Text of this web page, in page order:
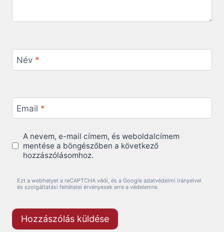
Név *
Email *
A nevem, e-mail címem, és weboldalcímem
mentése a böngészőben a következő
hozzászólásomhoz.
Ezt a webhelyet a reCAPTCHA védi, és a Google adatvédelmi irányelvei
és szolgáltatási feltételei érvényesek erre a védelemre.